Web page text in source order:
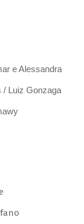
e Alessandra
/ Luiz Gonzaga